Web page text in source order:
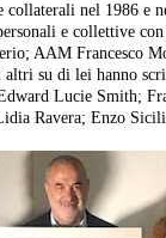
nel 1986 e
e collettive
AAM Francesco
su di lei hanno
Lucie Smith;
Ravera; Enzo